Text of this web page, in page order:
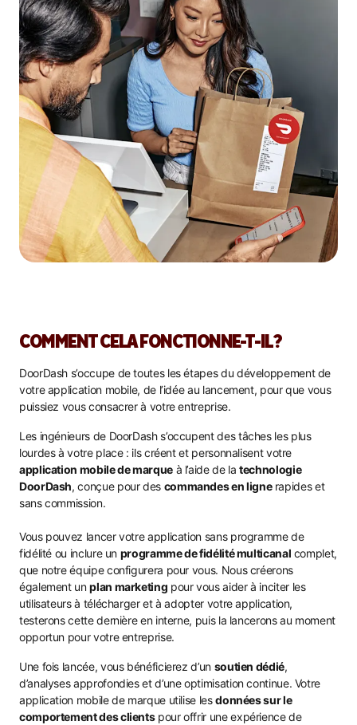
COMMENT CELA FONCTIONNE-T-IL?
DoorDash s’occupe de toutes les étapes du développement de
votre application mobile, de l’idée au lancement, pour que vous
puissiez vous consacrer à votre entreprise.
Les ingénieurs de DoorDash s’occupent des tâches les plus
lourdes à votre place : ils créent et personnalisent votre
application mobile de marqueà l’aide de latechnologie
DoorDash, conçue pour des commandes en lignerapides et
sans commission.
Vous pouvez lancer votre application sans programme de
fidélité ou inclure un programme de fidélité multicanal complet,
que notre équipe configurera pour vous. Nous créerons
également unplan marketing pour vous aider à inciter les
utilisateurs à télécharger et à adopter votre application,
testerons cette dernière en interne, puis la lancerons au moment
opportun pour votre entreprise.
Une fois lancée, vous bénéficierez d’un soutien dédié,
d’analyses approfondies et d’une optimisation continue. Votre
application mobile de marque utilise lesdonnées sur le
comportement des clientspour offrir une expérience de